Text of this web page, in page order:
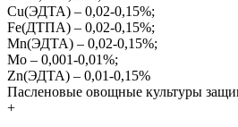
Cu(ЭДТА) – 0,02-0,15%;
Fe(ДТПА) – 0,02-0,15%;
Mn(ЭДТА) – 0,02-0,15%;
Мо – 0,001-0,01%;
Zn(ЭДТА) – 0,01-0,15%
Пасленовые овощные культуры
+